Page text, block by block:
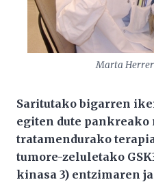
Marta
Saritutako bigarren
egiten dute
tratamendurako
tumore-zeluletako
kinasa 3) entzimaren